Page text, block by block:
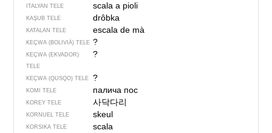
ITALYAN TELE scala a pioli
KAŞUB TELE drôbka
KATALAN TELE escala de mà
KEÇWA (BOLIVIÄ) TELE ?
KEÇWA (EKVADOR)
TELE
?
KEÇWA (QUSQO) TELE ?
KOMI TELE палича пос
KOREY TELE 사닥다리
KORNUEL TELE skeul
KORSIKA TELE scala